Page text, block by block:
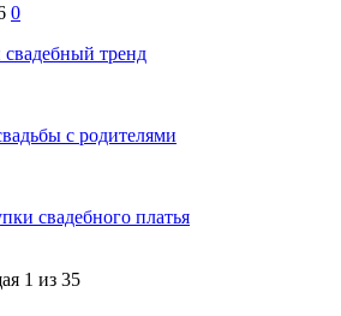
0
тренд
с родителями
свадебного платья
1 из 35